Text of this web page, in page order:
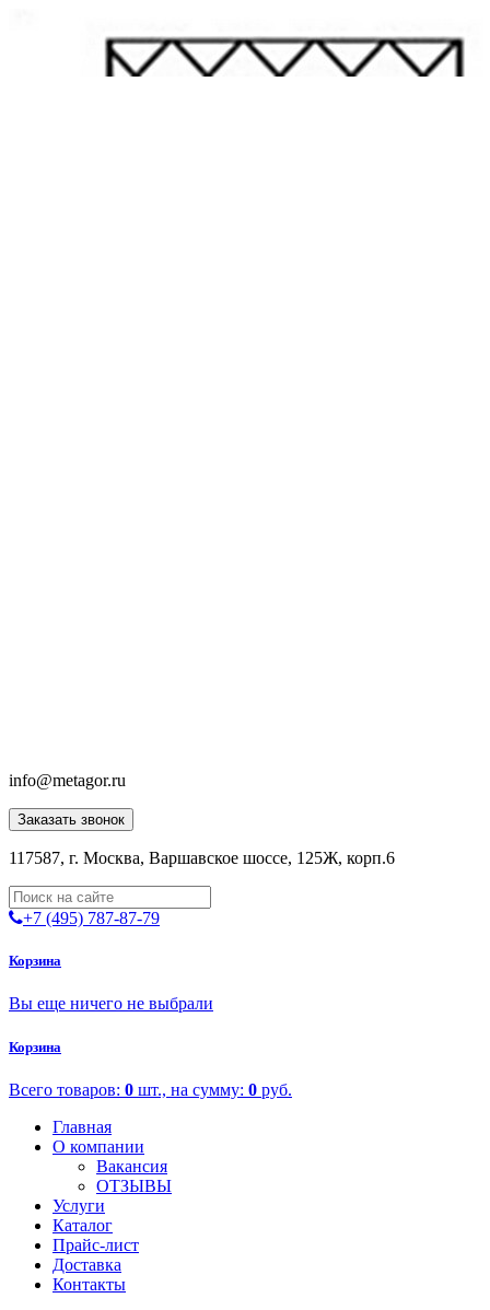
info@metagor.ru
Заказать звонок
117587, г. Москва, Варшавское шоссе, 125Ж, корп.6
+7 (495) 787-87-79
Корзина
Вы еще ничего не выбрали
Корзина
Всего товаров: 0 шт., на сумму: 0 руб.
Главная
О компании
Вакансия
ОТЗЫВЫ
Услуги
Каталог
Прайс-лист
Доставка
Контакты